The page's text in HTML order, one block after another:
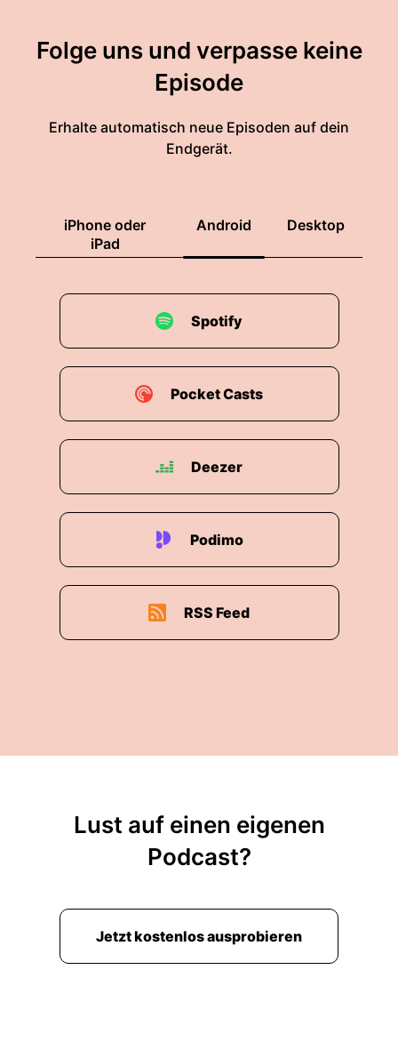
Folge uns und verpasse keine
Episode
Erhalte automatisch neue Episoden auf dein
Endgerät.
iPhone oder
iPad
Android Desktop
Spotify
Pocket Casts
Deezer
Podimo
RSS Feed
Lust auf einen eigenen
Podcast?
Jetzt kostenlos ausprobieren